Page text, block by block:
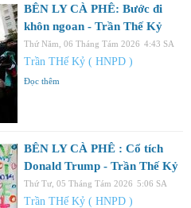
BÊN LY CÀ PHÊ: Bước đi
khôn ngoan - Trần Thế Kỷ
Thứ Năm, 06 Tháng Tám 2026 4:43 SA
Trần THế Kỷ ( HNPD )
Đọc thêm
BÊN LY CÀ PHÊ : Cổ tích
Donald Trump - Trần Thế Kỷ
Thứ Tư, 05 Tháng Tám 2026 5:06 SA
Trần THế Kỷ ( HNPD )